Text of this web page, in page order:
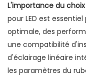
L'importance du choix
pour LED est
optimale, des
une compatibilité
d'éclairage linéaire
les paramètres du